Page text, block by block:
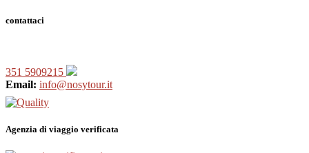
contattaci
351 5909215
Email: info@nosytour.it
Agenzia di viaggio verificata